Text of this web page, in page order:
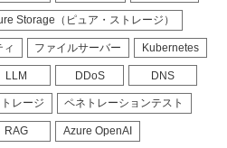
Storage（ピュア・ストレージ）
ィ ファイルサーバー Kubernetes
LLM DDoS DNS
レージ ペネトレーションテスト
RAG Azure OpenAI